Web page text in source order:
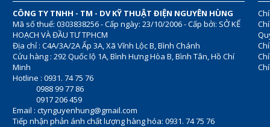
CÔNG TY TNHH - TM - DV KỸ THUẬT ĐIỆN NGUYÊN HÙNG
Mã số thuế: 0303838256 - Cấp ngày: 23/10/2006 - Cấp bởi: SỞ KẾ
HOẠCH VÀ ĐẦU TƯ TPHCM
Địa chỉ : C4A/3A/2A Ấp 3A, Xã Vĩnh Lộc B, Bình Chánh
Cửu hàng : 292 Quốc lộ 1A, Bình Hưng Hòa B, Bình Tân, Hồ Chí
Minh
Hotline : 0931. 74 75 76
0988 99 77 86
0917 206 459
Email : ctynguyenhung@gmail.com
Tiếp nhận phản ánh chất lượng hàng hóa: 0931. 74 75 76